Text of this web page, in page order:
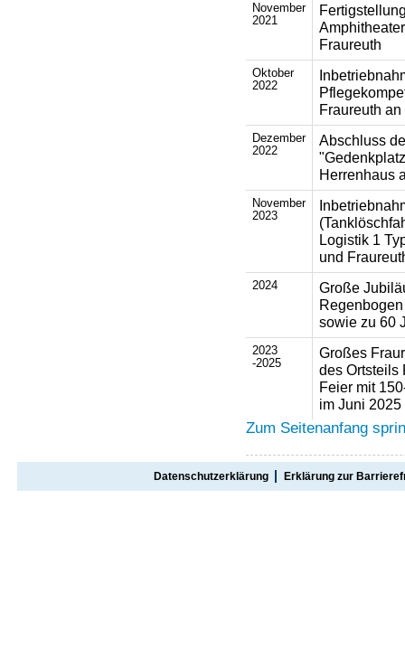
November
2021
Fraureuth
Oktober
2022
Fraureuth
Dezember
2022
Abschluss
Herrenhaus
November
2023
Logistik 1
und
2024
Große
sowie zu 60
2023
-2025
Großes
des Ortsteils
Feier mit
im Juni 2025
Zum Seitenanfang
Datenschutzerklärung Erklärung zur